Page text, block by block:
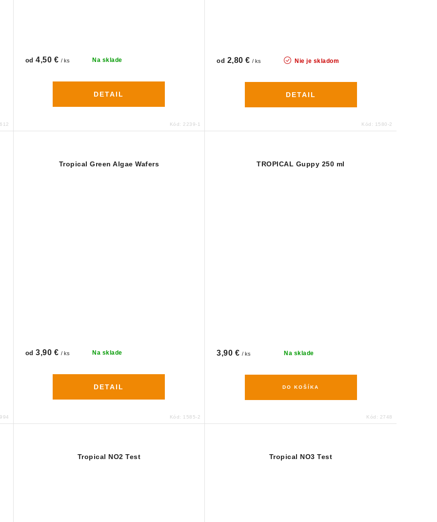
Na sklade
od 4,50 € / ks
DETAIL
Kód: 2239-1
Nie je skladom
od 2,80 €/ ks
DETAIL
Kód: 1580-2
Tropical Green Algae Wafers
Na sklade
od 3,90 € / ks
DETAIL
Kód: 1585-2
TROPICAL Guppy 250 ml
Na sklade
3,90 € / ks
DO KOŠÍKA
Kód: 2748
Tropical NO2 Test Tropical NO3 Test